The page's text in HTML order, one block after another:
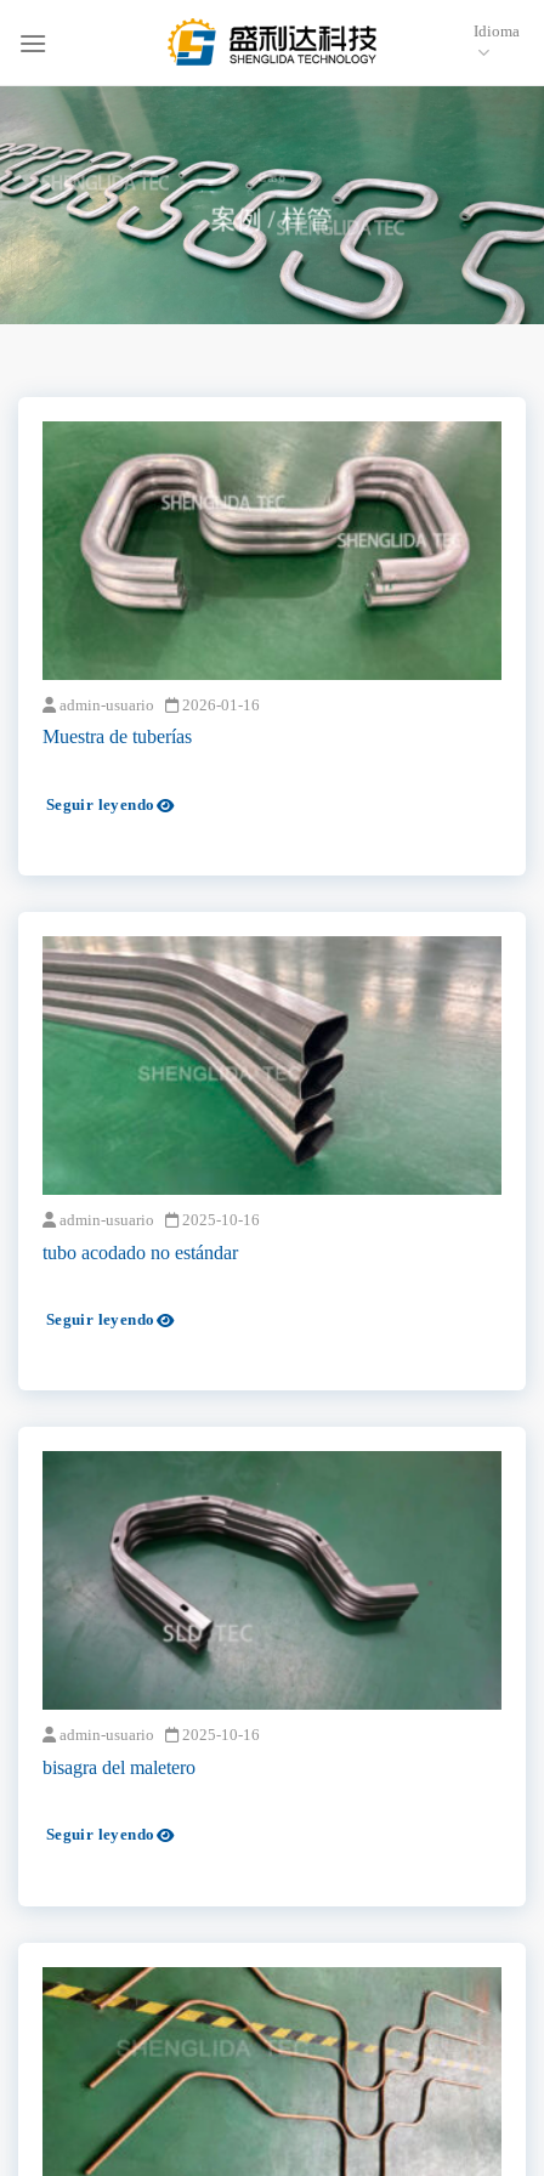
Idioma
Caso
案例 / 样管
admin-usuario 2026-01-16
Muestra de tuberías
Seguir leyendo
admin-usuario 2025-10-16
tubo acodado no estándar
Seguir leyendo
admin-usuario 2025-10-16
bisagra del maletero
Seguir leyendo